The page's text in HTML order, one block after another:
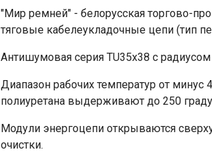
"Мир ремней" - белорусская торгово-
тяговые кабелеукладочные цепи (тип
Антишумовая серия TU35x38 с
Диапазон рабочих температур от
полиуретана выдерживают до 250
Модули энергоцепи открываются
очистки.